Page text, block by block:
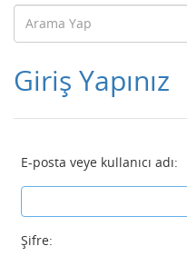
Giriş Yapınız
E-posta veye kullanıcı adı:
Şifre: